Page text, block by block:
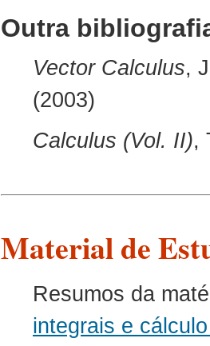
Outra
Vector Calculus,
(2003)
Calculus (Vol. II),
Material de
Resumos da
integrais e